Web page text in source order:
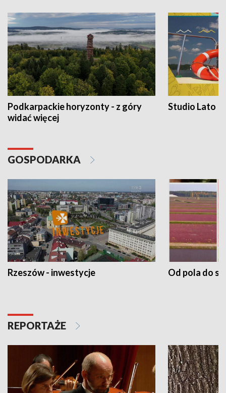
Podkarpackie horyzonty - z góry
widać więcej
Studio Lato
GOSPODARKA
Rzeszów - inwestycje Od pola do
REPORTAŻE